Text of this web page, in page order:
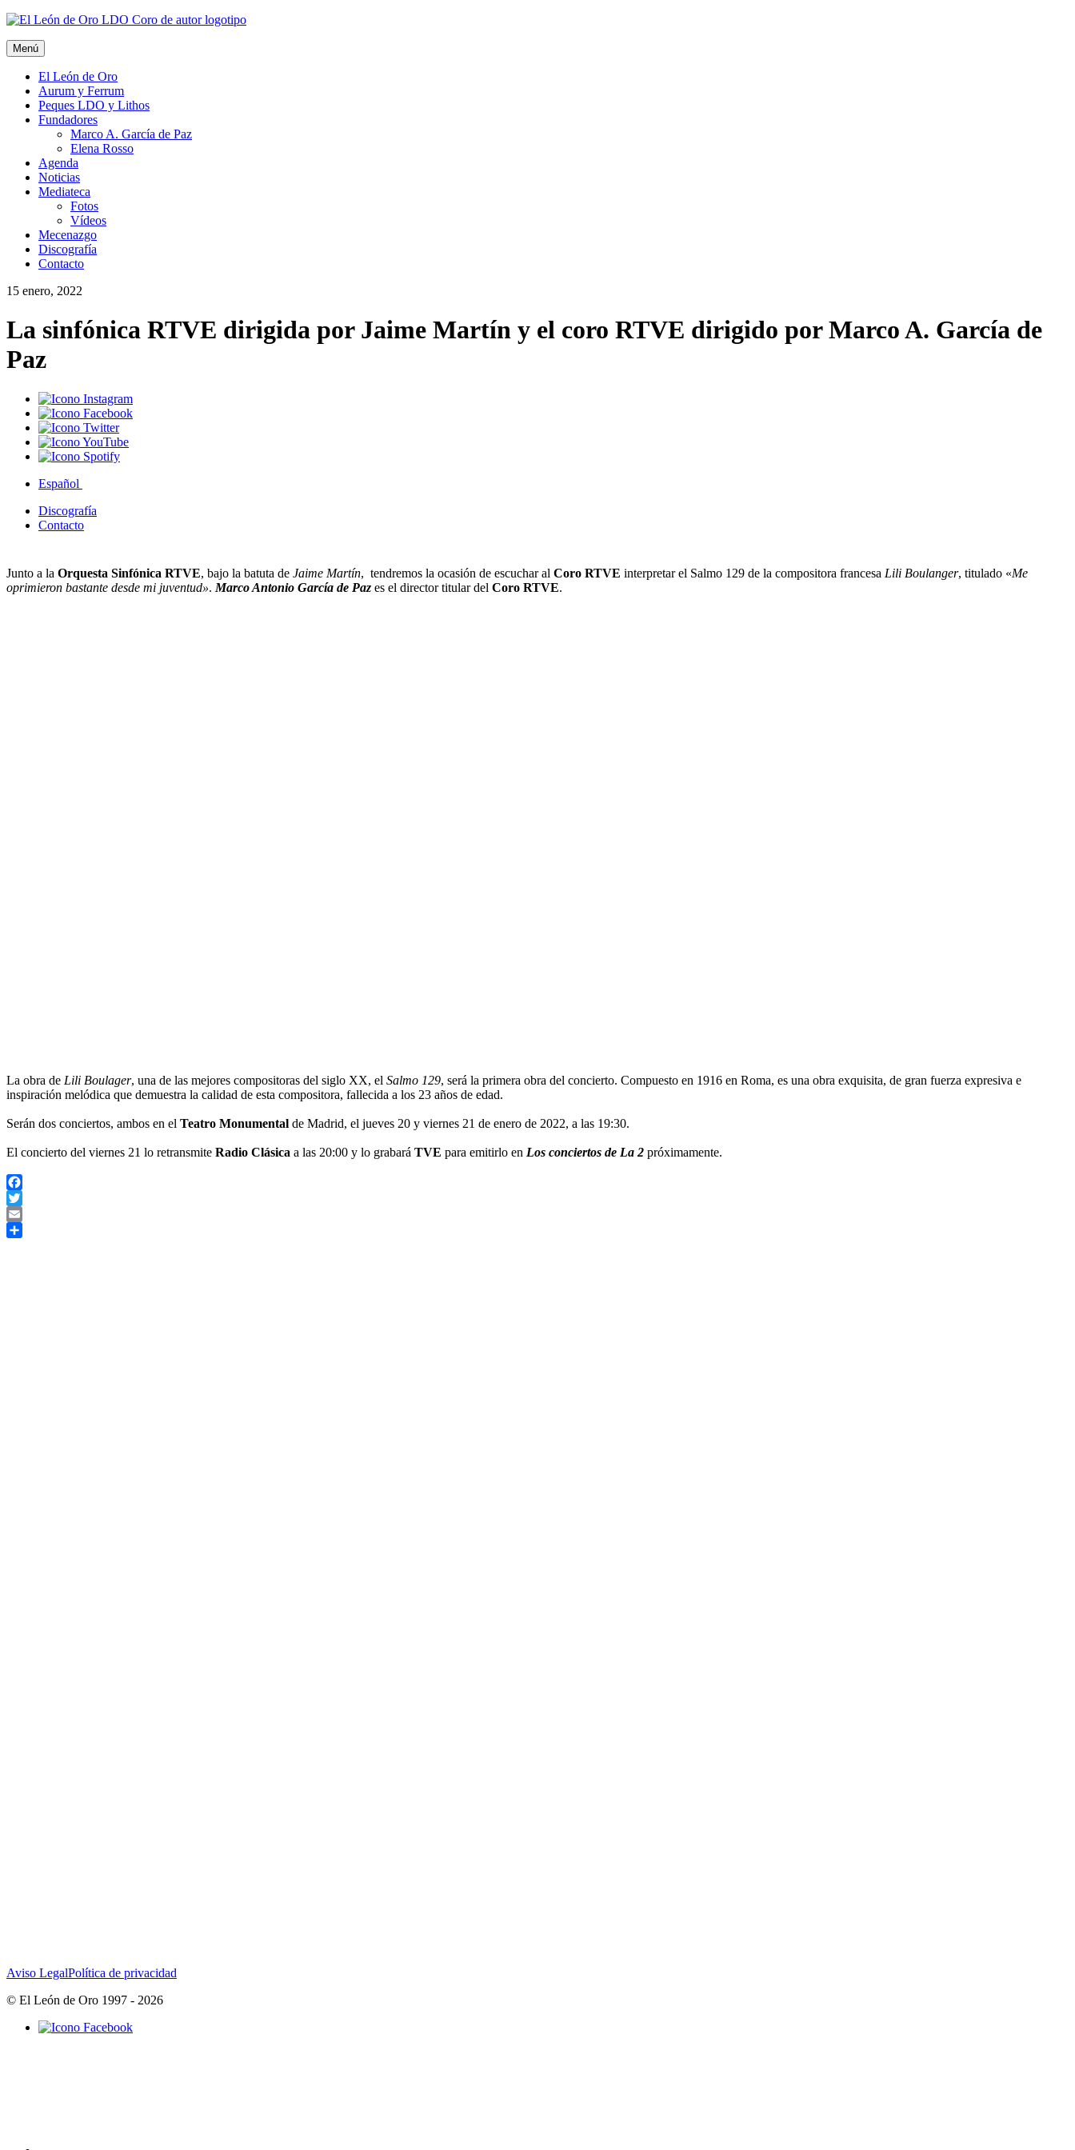
Ir
contenido
Menú
El León de Oro
Aurum y Ferrum
Peques LDO y Lithos
Fundadores
Marco A. García de Paz
Elena Rosso
Agenda
Noticias
Mediateca
Fotos
Vídeos
Mecenazgo
Discografía
Contacto
15 enero, 2022
La sinfónica RTVE dirigida por Jaime Martín y el coro RTVE dirigido por Marco A. García de
Paz
Español
Discografía
Contacto
Junto a la Orquesta Sinfónica RTVE, bajo la batuta de Jaime Martín, tendremos la ocasión de escuchar al Coro RTVE interpretar el Salmo 129 de la compositora francesa Lili Boulanger, titulado «Me
oprimieron bastante desde mi juventud». Marco Antonio García de Paz es el director titular del Coro RTVE.
La obra de Lili Boulager, una de las mejores compositoras del siglo XX, el Salmo 129, será la primera obra del concierto. Compuesto en 1916 en Roma, es una obra exquisita, de gran fuerza expresiva e
inspiración melódica que demuestra la calidad de esta compositora, fallecida a los 23 años de edad.
Serán dos conciertos, ambos en el Teatro Monumental de Madrid, el jueves 20 y viernes 21 de enero de 2022, a las 19:30.
El concierto del viernes 21 lo retransmite Radio Clásica a las 20:00 y lo grabará TVE para emitirlo en Los conciertos de La 2 próximamente.
Facebook
Twitter
Email
Aviso LegalPolítica de privacidad
© El León de Oro 1997 - 2026